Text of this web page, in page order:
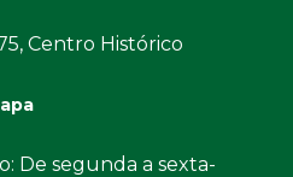
Centro Histórico
De segunda a sexta-